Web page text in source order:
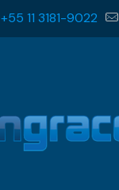
+55 11 3181-9022